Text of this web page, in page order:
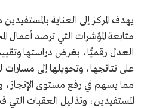
يهدف المركز إلى العناية
متابعة المؤشرات التي ترصد أعمال
العدل رقميًّا، بغرض دراستها
على نتائجها، وتحويلها إلى
مما يسهم في رفع مستوى الإنجاز،
المستفيدين، وتذليل العقبات